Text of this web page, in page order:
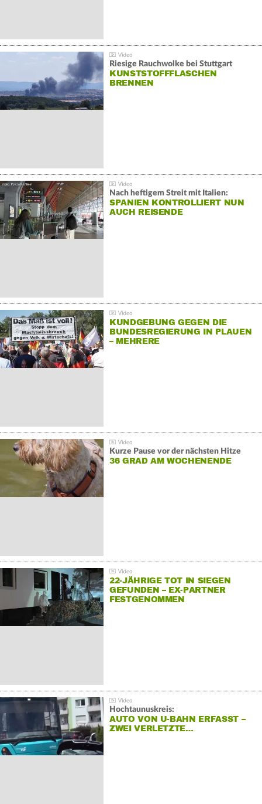
Riesige Rauchwolke bei Stuttgart
KUNSTSTOFFFLASCHEN
BRENNEN
Nach heftigem Streit mit Italien:
SPANIEN KONTROLLIERT NUN
AUCH REISENDE
KUNDGEBUNG GEGEN DIE
BUNDESREGIERUNG IN PLAUEN
– MEHRERE
Kurze Pause vor der nächsten Hitze
36 GRAD AM WOCHENENDE
22-JÄHRIGE TOT IN SIEGEN
GEFUNDEN – EX-PARTNER
FESTGENOMMEN
Hochtaunuskreis:
AUTO VON U-BAHN ERFASST –
ZWEI VERLETZTE…